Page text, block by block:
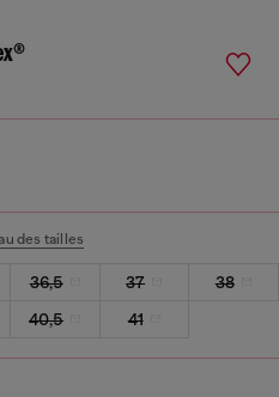
des tailles
36,5 37
38
40,5 41